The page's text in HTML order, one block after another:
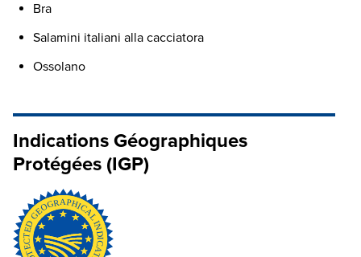
Bra
Salamini italiani alla cacciatora
Ossolano
Indications Géographiques
Protégées (IGP)